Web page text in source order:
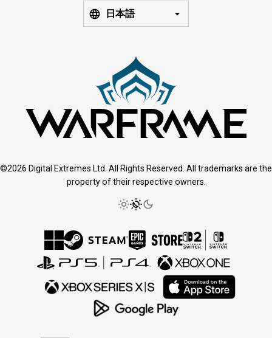
日本語
©2026 Digital Extremes Ltd. All Rights Reserved. All trademarks are the
property of their respective owners.